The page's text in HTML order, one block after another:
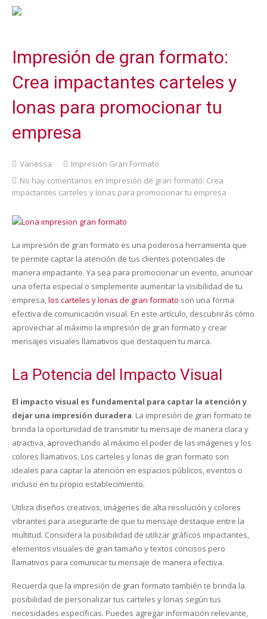
Impresión de gran formato:
Crea impactantes carteles y
lonas para promocionar tu
empresa
Vanessa
Impresión Gran Formato
No hay comentarios en Impresión de gran formato: Crea
impactantes carteles y lonas para promocionar tu empresa
La impresión de gran formato es una poderosa herramienta que
te permite captar la atención de tus clientes potenciales de
manera impactante. Ya sea para promocionar un evento, anunciar
una oferta especial o simplemente aumentar la visibilidad de tu
empresa,los carteles y lonas de gran formato son una forma
efectiva de comunicación visual. En este artículo, descubrirás cómo
aprovechar al máximo la impresión de gran formato y crear
mensajes visuales llamativos que destaquen tu marca.
La Potencia del Impacto Visual
El impacto visual es fundamental para captar la atención y
dejar una impresión duradera. La impresión de gran formato te
brinda la oportunidad de transmitir tu mensaje de manera clara y
atractiva, aprovechando al máximo el poder de las imágenes y los
colores llamativos. Los carteles y lonas de gran formato son
ideales para captar la atención en espacios públicos, eventos o
incluso en tu propio establecimiento.
Utiliza diseños creativos, imágenes de alta resolución y colores
vibrantes para asegurarte de que tu mensaje destaque entre la
multitud. Considera la posibilidad de utilizar gráficos impactantes,
elementos visuales de gran tamaño y textos concisos pero
llamativos para comunicar tu mensaje de manera efectiva.
Recuerda que la impresión de gran formato también te brinda la
posibilidad de personalizar tus carteles y lonas según tus
necesidades específicas. Puedes agregar información relevante,